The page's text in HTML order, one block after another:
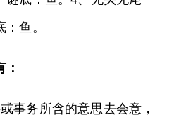
鱼。
事务所含的意思去会意，